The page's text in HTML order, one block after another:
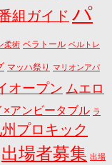
組ガイド パ
柔術 ベラトール ベルトレ
マッハ祭り マリオンアパ
オープン ムエロ
×アンビータブル ラ
州プロキック
出場者募集 出場